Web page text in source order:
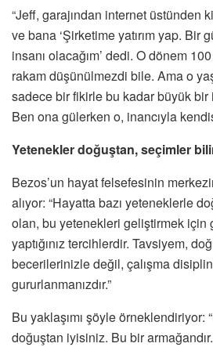
“Jeff, garajından internet üstünden
ve bana ‘Şirketime yatırım yap. Bir
insanı olacağım’ dedi. O dönem
rakam düşünülmezdi bile. Ama o
sadece bir fikirle bu kadar büyük
Ben ona gülerken o, inancıyla
Yetenekler doğuştan, seçimler
Bezos’un hayat felsefesinin
alıyor: “Hayatta bazı yeteneklerle
olan, bu yetenekleri geliştirmek için
yaptığınız tercihlerdir. Tavsiyem,
becerilerinizle değil, çalışma
gururlanmanızdır.”
Bu yaklaşımı şöyle örneklendiriyor:
doğuştan iyisiniz. Bu bir